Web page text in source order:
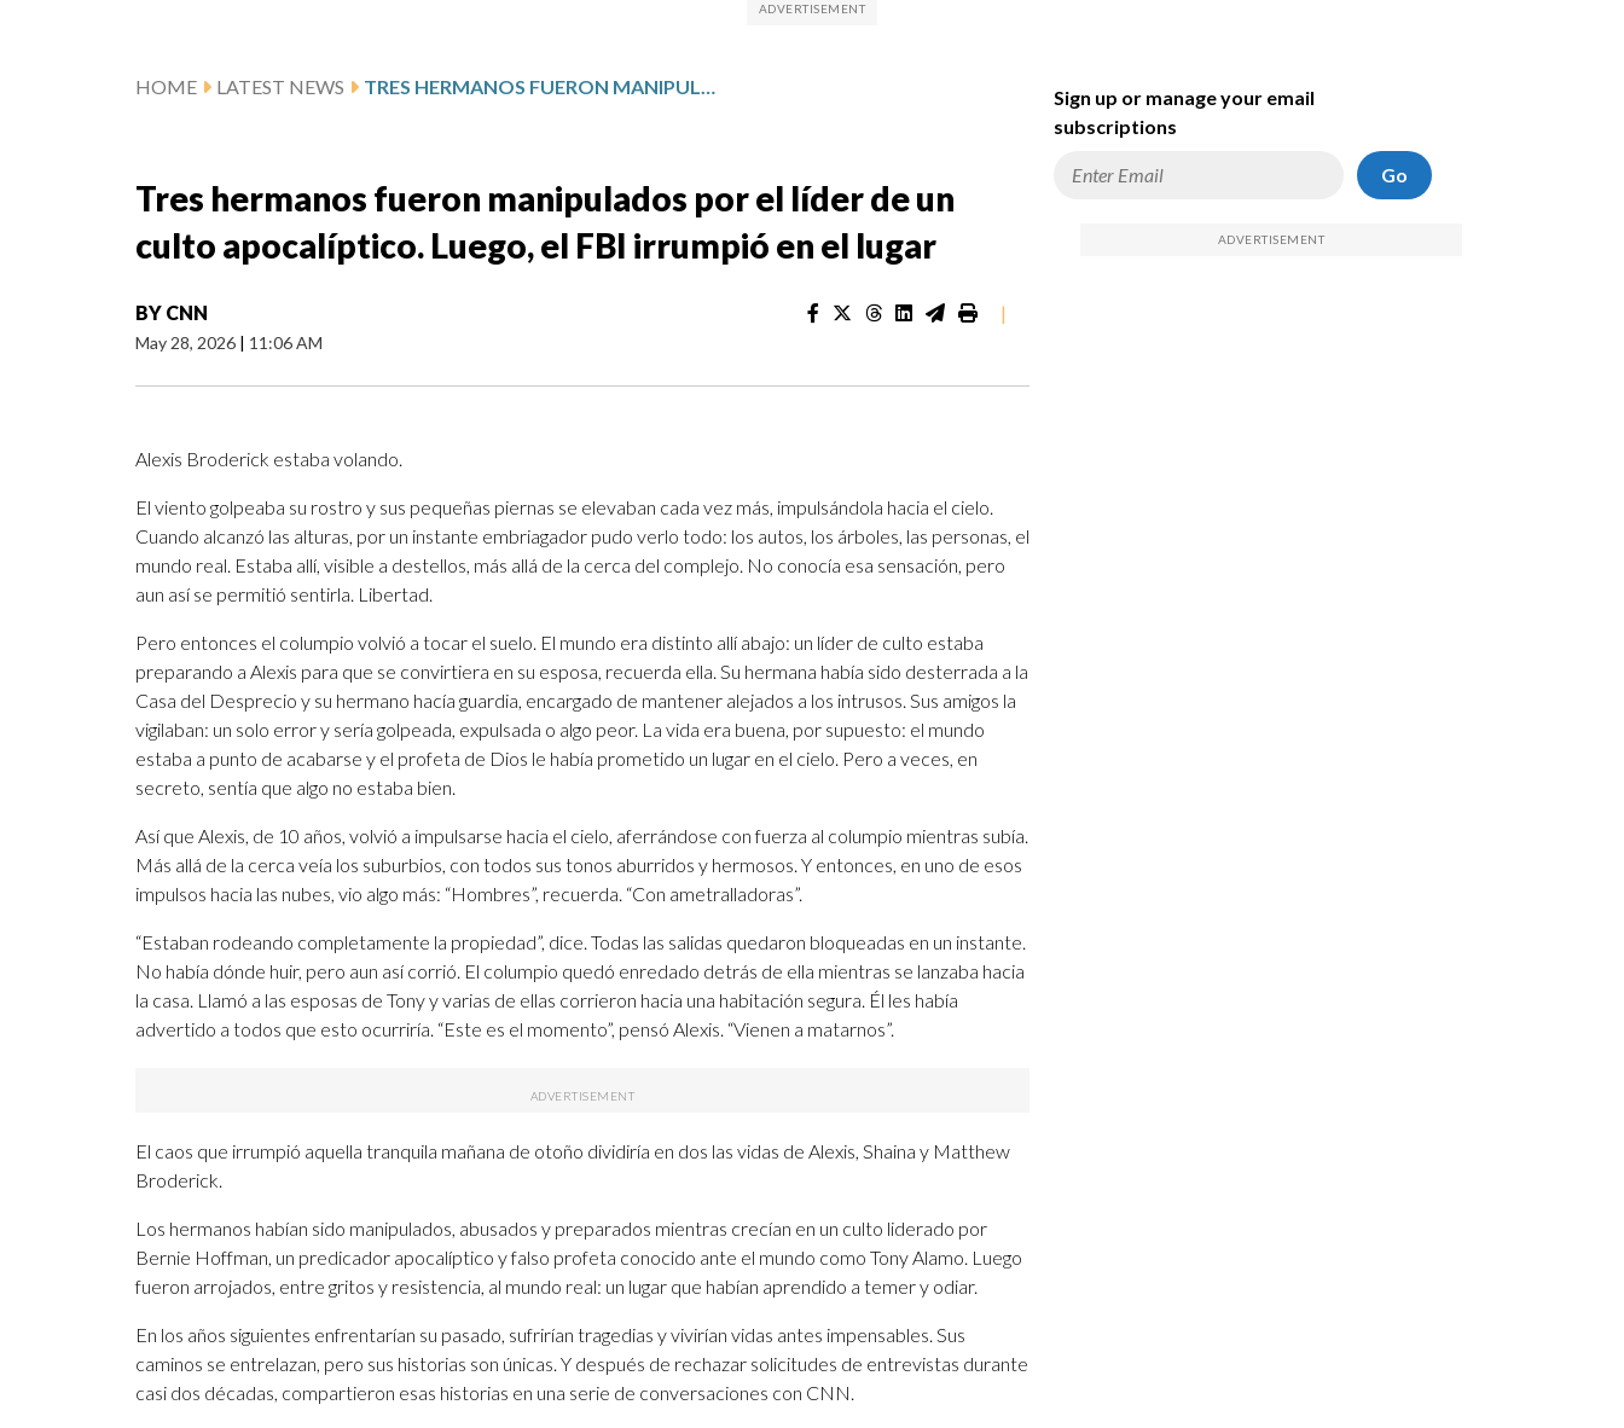
HOME LATEST NEWS TRES HERMANOS FUERON MANIPULADOS POR EL LÍDER DE UN CULTO APOCALÍPTICO. LUEGO, EL FBI IRRUMPIÓ EN EL LUGAR
Tres hermanos fueron manipulados por el líder de un
culto apocalíptico. Luego, el FBI irrumpió en el lugar
BY CNN
May 28, 2026 | 11:06 AM
|
Alexis Broderick estaba volando.
El viento golpeaba su rostro y sus pequeñas piernas se elevaban cada vez más, impulsándola hacia el cielo.
Cuando alcanzó las alturas, por un instante embriagador pudo verlo todo: los autos, los árboles, las personas, el
mundo real. Estaba allí, visible a destellos, más allá de la cerca del complejo. No conocía esa sensación, pero
aun así se permitió sentirla. Libertad.
Pero entonces el columpio volvió a tocar el suelo. El mundo era distinto allí abajo: un líder de culto estaba
preparando a Alexis para que se convirtiera en su esposa, recuerda ella. Su hermana había sido desterrada a la
Casa del Desprecio y su hermano hacía guardia, encargado de mantener alejados a los intrusos. Sus amigos la
vigilaban: un solo error y sería golpeada, expulsada o algo peor. La vida era buena, por supuesto: el mundo
estaba a punto de acabarse y el profeta de Dios le había prometido un lugar en el cielo. Pero a veces, en
secreto, sentía que algo no estaba bien.
Así que Alexis, de 10 años, volvió a impulsarse hacia el cielo, aferrándose con fuerza al columpio mientras subía.
Más allá de la cerca veía los suburbios, con todos sus tonos aburridos y hermosos. Y entonces, en uno de esos
impulsos hacia las nubes, vio algo más: “Hombres”, recuerda. “Con ametralladoras”.
“Estaban rodeando completamente la propiedad”, dice. Todas las salidas quedaron bloqueadas en un instante.
No había dónde huir, pero aun así corrió. El columpio quedó enredado detrás de ella mientras se lanzaba hacia
la casa. Llamó a las esposas de Tony y varias de ellas corrieron hacia una habitación segura. Él les había
advertido a todos que esto ocurriría. “Este es el momento”, pensó Alexis. “Vienen a matarnos”.
El caos que irrumpió aquella tranquila mañana de otoño dividiría en dos las vidas de Alexis, Shaina y Matthew
Broderick.
Los hermanos habían sido manipulados, abusados y preparados mientras crecían en un culto liderado por
Bernie Hoffman, un predicador apocalíptico y falso profeta conocido ante el mundo como Tony Alamo. Luego
fueron arrojados, entre gritos y resistencia, al mundo real: un lugar que habían aprendido a temer y odiar.
En los años siguientes enfrentarían su pasado, sufrirían tragedias y vivirían vidas antes impensables. Sus
caminos se entrelazan, pero sus historias son únicas. Y después de rechazar solicitudes de entrevistas durante
casi dos décadas, compartieron esas historias en una serie de conversaciones con CNN.
Sign up or manage your email
subscriptions
Go